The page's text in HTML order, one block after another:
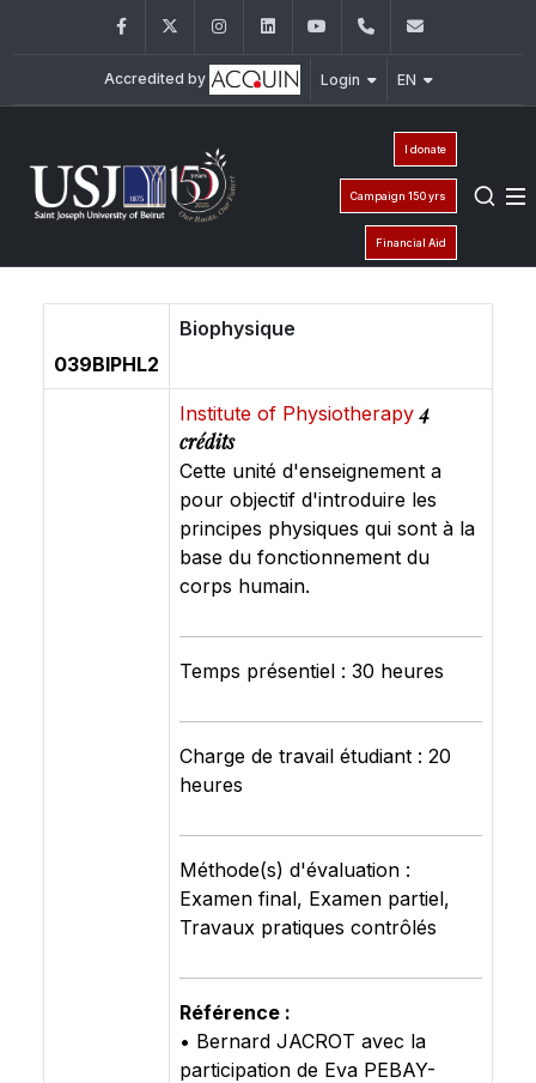
FacebookTwitter InstagramLinkedInYouTube+961 (1) 421 235
Accredited by Login EN
I donate
Campaign 150 yrs
Financial Aid
039BIPHL2
Biophysique
Institute of Physiotherapy4
crédits
Cette unité d'enseignement a
pour objectif d'introduire les
principes physiques qui sont à la
base du fonctionnement du
corps humain.
Temps présentiel : 30 heures
Charge de travail étudiant : 20
heures
Méthode(s) d'évaluation :
Examen final, Examen partiel,
Travaux pratiques contrôlés
Référence :
• Bernard JACROT avec la
participation de Eva PEBAY-